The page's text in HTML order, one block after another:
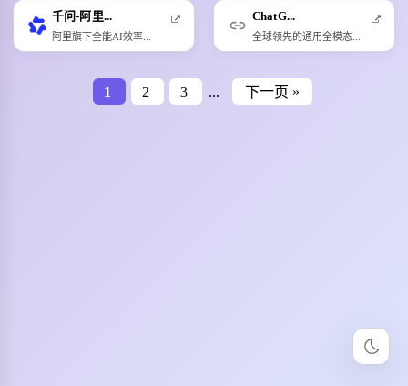
千问-阿里...
阿里旗下全能AI效率...
ChatG...
全球领先的通用全模态...
1 2 3 ... 下一页 »